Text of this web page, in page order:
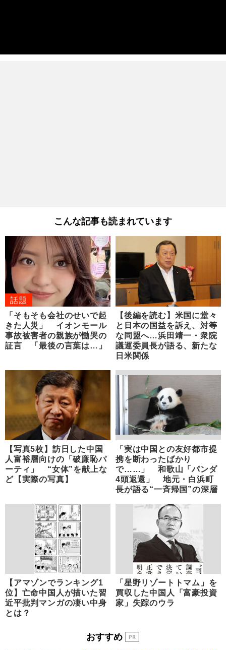
こんな記事も読まれています
話題
「そもそも会社のせいで起
きた人災」 イオンモール
事故被害者の親族が慟哭の
証言 「最後の言葉は…」
【後編を読む】米国に堂々
と日本の国益を訴え、対等
な同盟へ…浜田靖一・衆院
議運委員長が語る、新たな
日米関係
【写真5枚】訪日した中国
人富裕層向けの「破廉恥パ
ーティ」 “女体”を献上な
ど【実際の写真】
「実は中国との友好都市提
携を断わったばかり
で……」 和歌山「パンダ
4頭返還」 地元・白浜町
長が語る“一斉帰国”の深層
【アマゾンでランキング1
位】亡命中国人が描いた習
近平批判マンガの凄い中身
とは？
「星野リゾートトマム」を
買収した中国人「富豪投資
家」失踪のウラ
おすすめ